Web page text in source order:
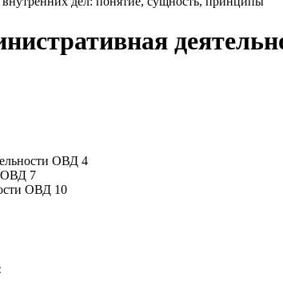
ОВД 4
ОВД 7
ОВД 10